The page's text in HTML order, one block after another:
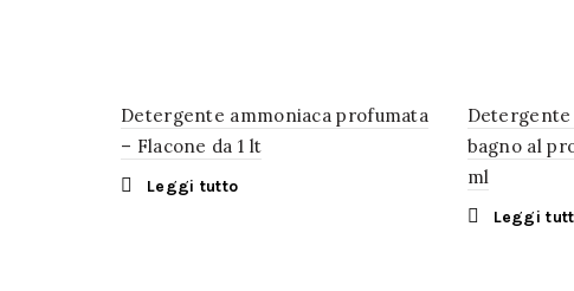
Detergente ammoniaca profumata
– Flacone da 1 lt
Leggi tutto
bagno al
ml
Leggi